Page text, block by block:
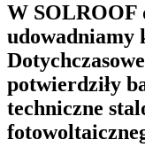
W SOLROOF
potwierdziły
techniczne